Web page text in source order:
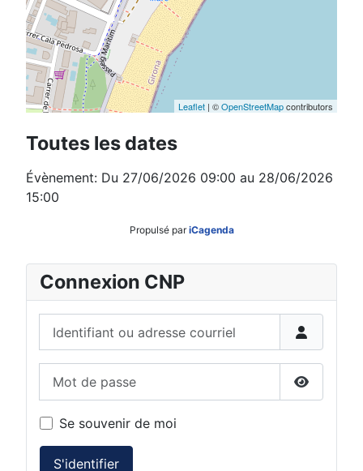
Leaflet | ©OpenStreetMapcontributors
Toutes les dates
Évènement: Du 27/06/2026 09:00 au 28/06/2026
15:00
Propulsé pariCagenda
Connexion CNP
Afficher
Se souvenir de moi
S'identifier